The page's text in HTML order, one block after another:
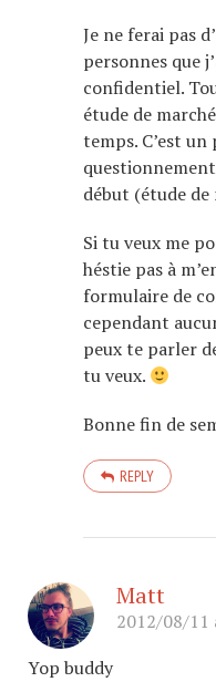
Je ne ferai pas
personnes que
confidentiel.
étude de
temps. C’est
début (étude de
Si tu veux me
héstie pas à
formulaire de
cependant
peux te parler
tu veux.
Bonne fin de
REPLY
Matt
2012/08/11
Yop buddy